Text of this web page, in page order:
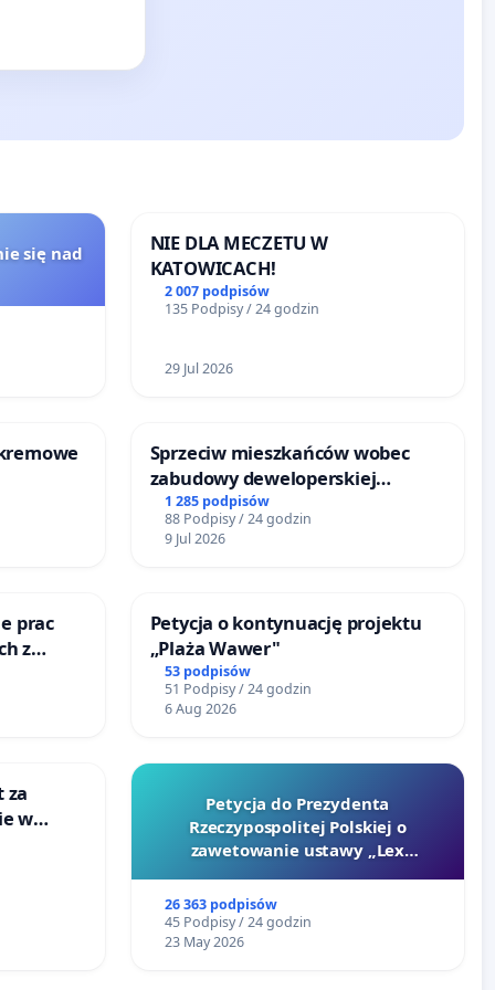
się nad
NIE DLA MECZETU W
KATOWICACH!
2 007 podpisów
135 Podpisy / 24 godzin
29 Jul 2026
Sprzeciw mieszkańców wobec
zabudowy deweloperskiej
terenow zielonych w rejonie
Bulwarów Straceńskich w
Bielsku-Białej
1 285 podpisów
88 Podpisy / 24 godzin
9 Jul 2026
prac
z
Petycja o kontynuację projektu
„Plaża Wawer"
53 podpisów
51 Podpisy / 24 godzin
6 Aug 2026
za
w
Petycja do Prezydenta
Rzeczypospolitej Polskiej o
zawetowanie ustawy „Lex
26 363 podpisów
45 Podpisy / 24 godzin
23 May 2026